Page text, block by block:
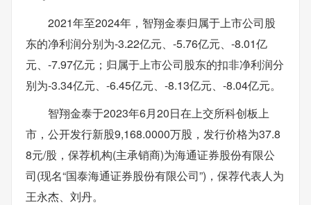
2021年至2024年，智翔金泰归属于上市公司股
东的净利润分别为-3.22亿元、-5.76亿元、-8.01亿
元、-7.97亿元；归属于上市公司股东的扣非净利润分
别为-3.34亿元、-6.45亿元、-8.13亿元、-8.04亿元。
智翔金泰于2023年6月20日在上交所科创板上
市，公开发行新股9,168.0000万股，发行价格为37.8
8元/股，保荐机构(主承销商)为海通证券股份有限公
司(现名“国泰海通证券股份有限公司”)，保荐代表人为
王永杰、刘丹。